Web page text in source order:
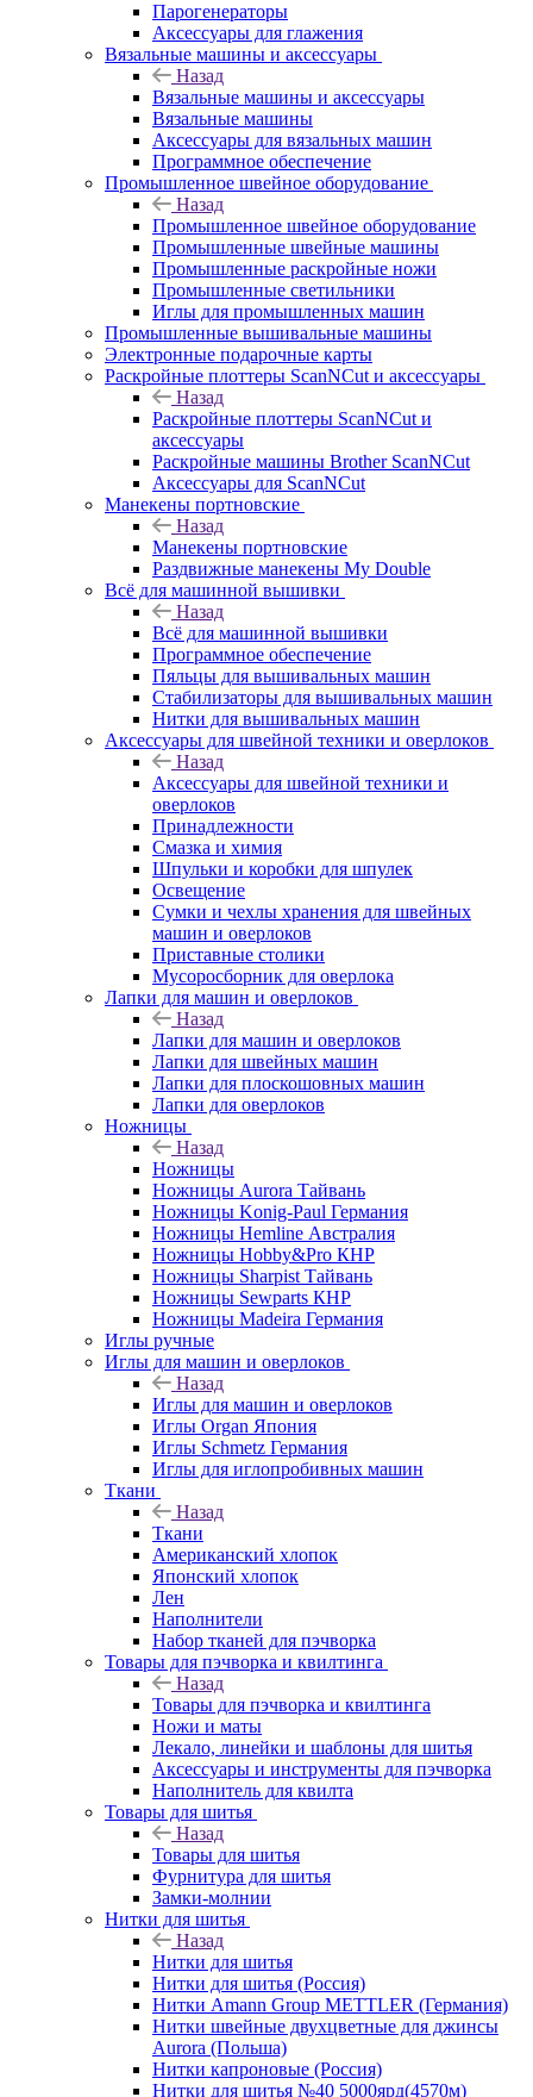
Парогенераторы
Аксессуары для глажения
Вязальные машины и аксессуары
Назад
Вязальные машины и аксессуары
Вязальные машины
Аксессуары для вязальных машин
Программное обеспечение
Промышленное швейное оборудование
Назад
Промышленное швейное оборудование
Промышленные швейные машины
Промышленные раскройные ножи
Промышленные светильники
Иглы для промышленных машин
Промышленные вышивальные машины
Электронные подарочные карты
Раскройные плоттеры ScanNCut и аксессуары
Назад
Раскройные плоттеры ScanNCut и
аксессуары
Раскройные машины Brother ScanNCut
Аксессуары для ScanNCut
Манекены портновские
Назад
Манекены портновские
Раздвижные манекены My Double
Всё для машинной вышивки
Назад
Всё для машинной вышивки
Программное обеспечение
Пяльцы для вышивальных машин
Стабилизаторы для вышивальных машин
Нитки для вышивальных машин
Аксессуары для швейной техники и оверлоков
Назад
Аксессуары для швейной техники и
оверлоков
Принадлежности
Смазка и химия
Шпульки и коробки для шпулек
Освещение
Сумки и чехлы хранения для швейных
машин и оверлоков
Приставные столики
Мусоросборник для оверлока
Лапки для машин и оверлоков
Назад
Лапки для машин и оверлоков
Лапки для швейных машин
Лапки для плоскошовных машин
Лапки для оверлоков
Ножницы
Назад
Ножницы
Ножницы Aurora Тайвань
Ножницы Konig-Paul Германия
Ножницы Hemline Австралия
Ножницы Hobby&Pro КНР
Ножницы Sharpist Тайвань
Ножницы Sewparts КНР
Ножницы Madeira Германия
Иглы ручные
Иглы для машин и оверлоков
Назад
Иглы для машин и оверлоков
Иглы Organ Япония
Иглы Schmetz Германия
Иглы для иглопробивных машин
Ткани
Назад
Ткани
Американский хлопок
Японский хлопок
Лен
Наполнители
Набор тканей для пэчворка
Товары для пэчворка и квилтинга
Назад
Товары для пэчворка и квилтинга
Ножи и маты
Лекало, линейки и шаблоны для шитья
Аксессуары и инструменты для пэчворка
Наполнитель для квилта
Товары для шитья
Назад
Товары для шитья
Фурнитура для шитья
Замки-молнии
Нитки для шитья
Назад
Нитки для шитья
Нитки для шитья (Россия)
Нитки Amann Group METTLER (Германия)
Нитки швейные двухцветные для джинсы
Aurora (Польша)
Нитки капроновые (Россия)
Нитки для шитья №40 5000ярд(4570м)